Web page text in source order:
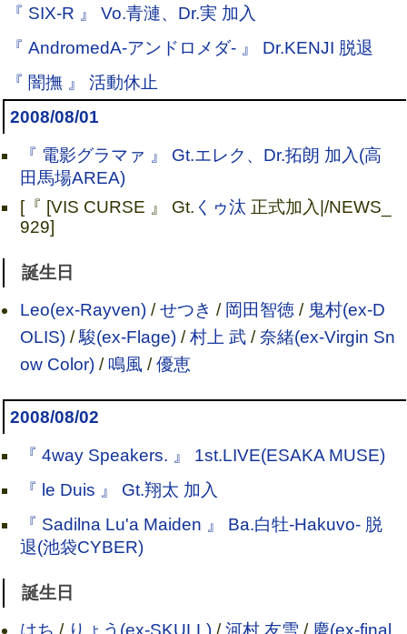
『 SIX-R 』 Vo.青漣、Dr.実 加入
『 AndromedA-アンドロメダ- 』 Dr.KENJI 脱退
『 闇撫 』 活動休止
2008/08/01
『 電影グラマァ 』 Gt.エレク、Dr.拓朗 加入(高
田馬場AREA)
[『 [VIS CURSE 』 Gt. くゥ汰 正式加入|/NEWS_
929]
誕生日
Leo(ex-Rayven)/せつき / 岡田智徳/ 鬼村(ex-D
OLIS)/駿(ex-Flage)/村上 武/奈緒(ex-Virgin Sn
ow Color)/鳴風 /優恵
2008/08/02
『 4way Speakers. 』 1st.LIVE(ESAKA MUSE)
『 le Duis 』 Gt.翔太 加入
『 Sadilna Lu'a Maiden 』 Ba.白牡-Hakuvo- 脱
退(池袋CYBER)
誕生日
はち / りょう(ex-SKULL)/河村 友雪 / 慶(ex-final